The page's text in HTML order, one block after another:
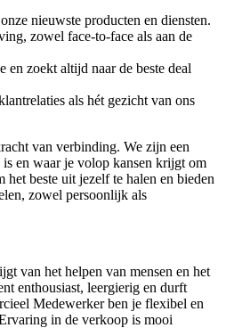
nieuwste producten en diensten.
zowel face-to-face als aan de
en zoekt altijd naar de beste deal
als hét gezicht van ons
van verbinding. We zijn een
en waar je volop kansen krijgt om
het beste uit jezelf te halen en bieden
zowel persoonlijk als
van het helpen van mensen en het
enthousiast, leergierig en durft
Medewerker ben je flexibel en
in de verkoop is mooi